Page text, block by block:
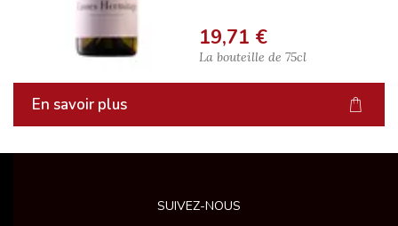
19,71 €
La bouteille de 75cl
En savoir plus
SUIVEZ-NOUS